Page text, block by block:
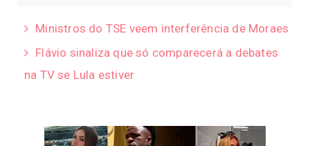
Ministros do TSE veem interferência de Moraes
Flávio sinaliza que só comparecerá a debates
na TV se Lula estiver